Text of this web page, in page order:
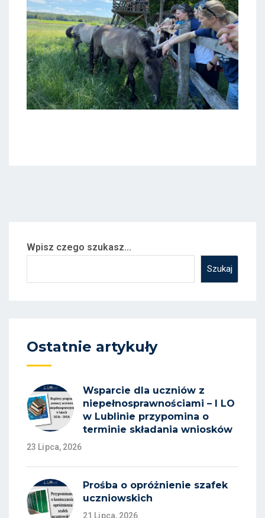
Wpisz czego szukasz...
Szukaj
Ostatnie artykuły
Wsparcie dla uczniów z
niepełnosprawnościami – I LO
w Lublinie przypomina o
terminie składania wniosków
23 Lipca, 2026
Prośba o opróżnienie szafek
uczniowskich
21 Lipca, 2026